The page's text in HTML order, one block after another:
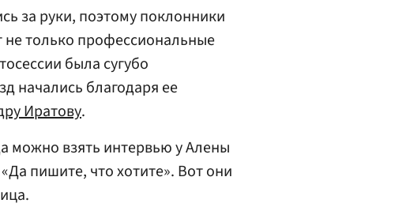
за руки, поэтому поклонники
не только профессиональные
была сугубо
начались благодаря ее
Иратову.
можно взять интервью у Алены
пишите, что хотите». Вот они